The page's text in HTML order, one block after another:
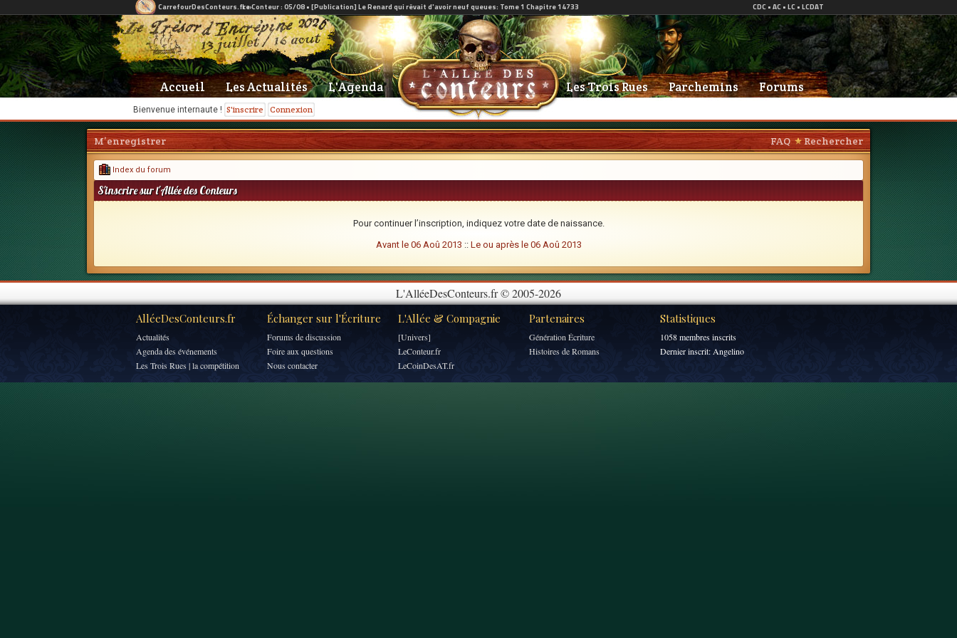
Bienvenue internaute ! S'inscrire Connexion
Accueil Les Actualités L'Agenda Les Trois Rues Parchemins Forums
FAQ Rechercher
M’enregistrer
Index du forum
S'inscrire sur l'Allée des Conteurs
Pour continuer l’inscription, indiquez votre date de naissance.
Avant le 06 Aoû 2013 :: Le ou après le 06 Aoû 2013
L'AlléeDesConteurs.fr © 2005-2026
AlléeDesConteurs.fr Échanger sur l'Écriture L'Allée & Compagnie Partenaires Statistiques
Actualités
Agenda des événements
Les Trois Rues | la compétition
Forums de discussion
Foire aux questions
Nous contacter
[Univers]
LeConteur.fr
LeCoinDesAT.fr
Génération Écriture
Histoires de Romans
1058 membres inscrits
Dernier inscrit: Angelino